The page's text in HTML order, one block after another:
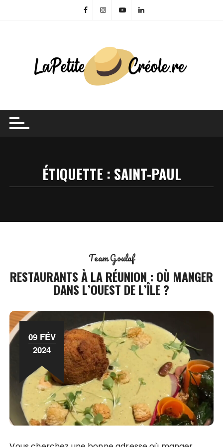
ÉTIQUETTE : SAINT-PAUL
Team Goulaf
RESTAURANTS À LA RÉUNION : OÙ MANGER
DANS L’OUEST DE L’ÎLE ?
09 FÉV
2024